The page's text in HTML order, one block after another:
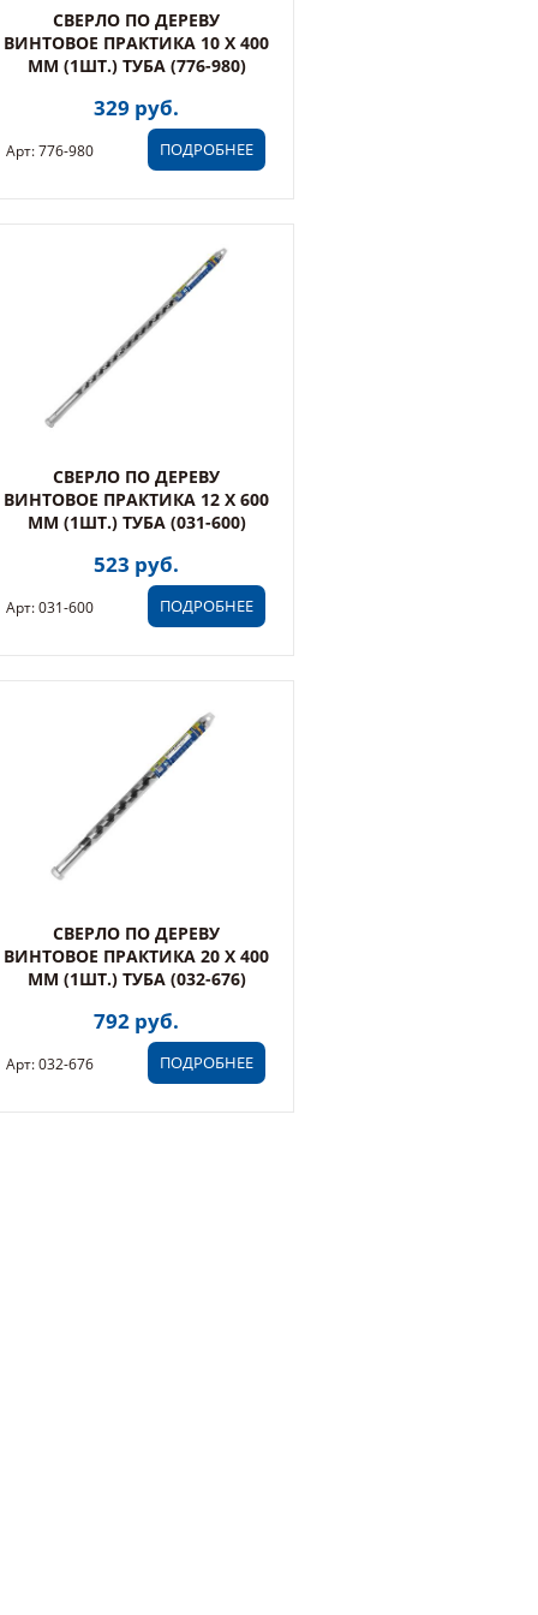
СВЕРЛО ПО ДЕРЕВУ
ВИНТОВОЕ ПРАКТИКА 10 Х 400
ММ (1ШТ.) ТУБА (776-980)
329 руб.
ПОДРОБНЕЕ
Арт: 776-980
СВЕРЛО ПО ДЕРЕВУ
ВИНТОВОЕ ПРАКТИКА 12 Х 600
ММ (1ШТ.) ТУБА (031-600)
523 руб.
ПОДРОБНЕЕ
Арт: 031-600
СВЕРЛО ПО ДЕРЕВУ
ВИНТОВОЕ ПРАКТИКА 20 Х 400
ММ (1ШТ.) ТУБА (032-676)
792 руб.
ПОДРОБНЕЕ
Арт: 032-676